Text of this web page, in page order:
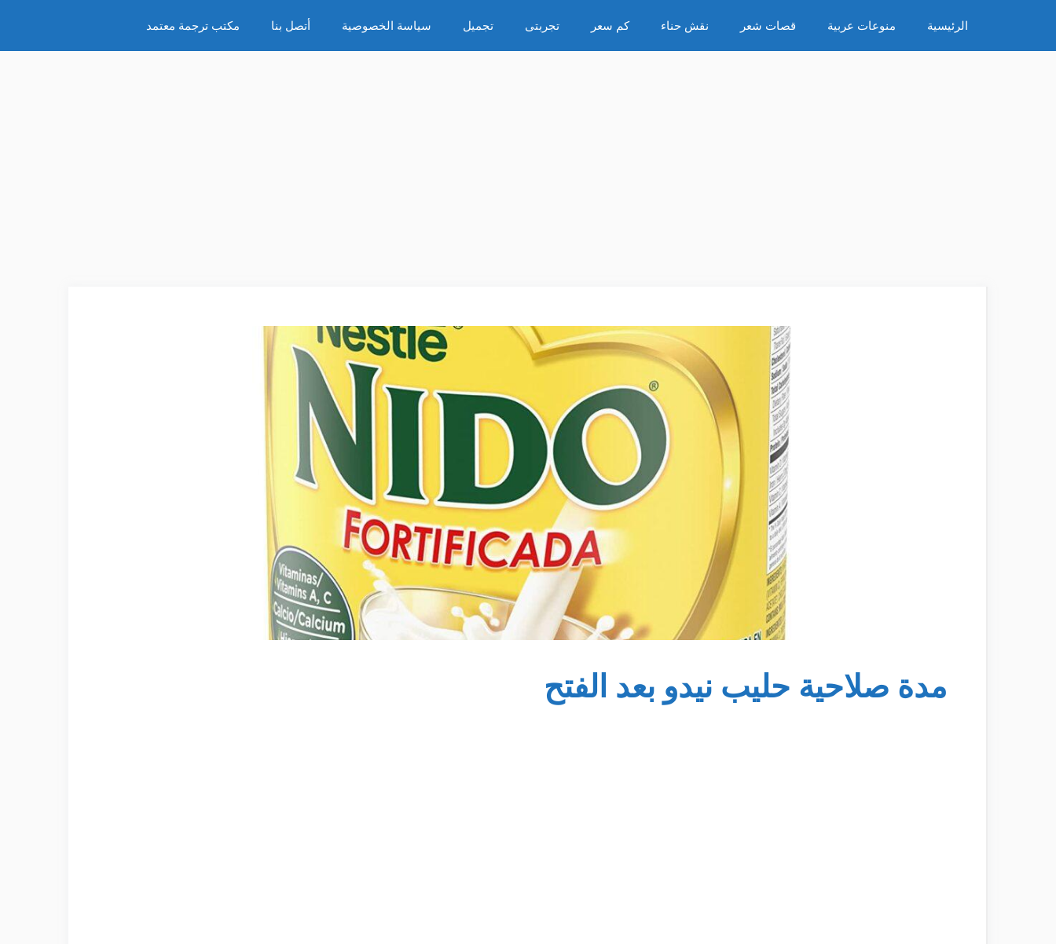
المحتوى
الرئيسية منوعات عربية قصات شعر نقش حناء كم سعر تجربتى تجميل سياسة الخصوصية أتصل بنا مكتب ترجمة معتمد
مدة صلاحية حليب نيدو بعد الفتح